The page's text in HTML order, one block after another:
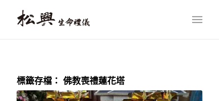
標籤存檔： 佛教喪禮蓮花塔